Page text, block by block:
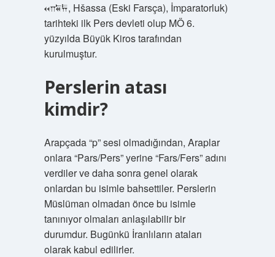
𐎧𐏁𐏂, Hšassa (Eski Farsça), İmparatorluk)
tarihteki ilk Pers devleti olup MÖ 6.
yüzyılda Büyük Kiros tarafından
kurulmuştur.
Perslerin atası
kimdir?
Arapçada “p” sesi olmadığından, Araplar
onlara “Pars/Pers” yerine “Fars/Fers” adını
verdiler ve daha sonra genel olarak
onlardan bu isimle bahsettiler. Perslerin
Müslüman olmadan önce bu isimle
tanınıyor olmaları anlaşılabilir bir
durumdur. Bugünkü İranlıların ataları
olarak kabul edilirler.